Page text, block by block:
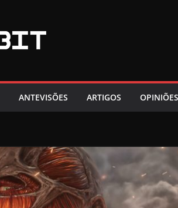
ANTEVISÕES ARTIGOS OPINIÕES